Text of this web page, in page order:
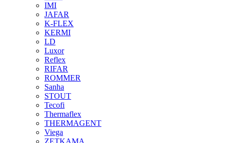
IMI
JAFAR
K-FLEX
KERMI
LD
Luxor
Reflex
RIFAR
ROMMER
Sanha
STOUT
Tecofi
Thermaflex
THERMAGENT
Viega
ZETKAMA